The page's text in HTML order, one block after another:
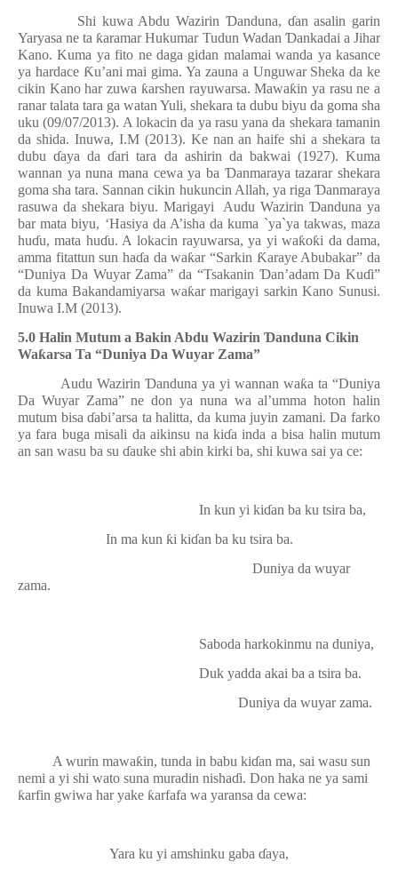
Shi kuwa Abdu Wazirin Ɗanduna, ɗan asalin garin
Yaryasa ne ta ƙaramar Hukumar Tudun Wadan Ɗankadai a Jihar
Kano. Kuma ya fito ne daga gidan malamai wanda ya kasance
ya hardace Ƙu’ani mai gima. Ya zauna a Unguwar Sheka da ke
cikin Kano har zuwa ƙarshen rayuwarsa. Mawaƙin ya rasu ne a
ranar talata tara ga watan Yuli, shekara ta dubu biyu da goma sha
uku (09/07/2013). A lokacin da ya rasu yana da shekara tamanin
da shida. Inuwa, I.M (2013). Ke nan an haife shi a shekara ta
dubuɗaya daɗari tara da ashirin da bakwai (1927). Kuma
wannan ya nuna mana cewa ya ba Ɗanmaraya tazarar shekara
goma sha tara. Sannan cikin hukuncin Allah, ya riga Ɗanmaraya
rasuwa da shekara biyu. Marigayi
Audu WazirinƊanduna ya
bar mata biyu, ‘Hasiya da A’isha da kuma `ya`ya takwas, maza
huɗu, mata huɗu. A lokacin rayuwarsa, ya yi waƙoƙi da dama,
amma fitattun sun haɗa da waƙar “Sarkin Ƙaraye Abubakar” da
“Duniya Da Wuyar Zama” da “Tsakanin Ɗan’adam Da Kuɗi”
da kuma Bakandamiyarsa waƙar marigayi sarkin Kano Sunusi.
Inuwa I.M (2013).
5.0 Halin Mutum a Bakin Abdu Wazirin Ɗanduna Cikin
Waƙarsa Ta “Duniya Da Wuyar Zama”
Audu WazirinƊanduna ya yi wannan waƙa ta “Duniya
Da Wuyar Zama” ne don ya nuna wa al’umma hoton halin
mutum bisaɗabi’arsa ta halitta, da kuma juyin zamani. Da farko
ya fara buga misali da aikinsu na kiɗa inda a bisa halin mutum
an san wasu ba su ɗauke shi abin kirki ba, shi kuwa sai ya ce:
In kun yi kiɗan ba ku tsira ba,
In ma kun ƙi kiɗan ba ku tsira ba.
Duniya da wuyar
zama.
Saboda harkokinmu na duniya,
Duk yadda akai ba a tsira ba.
Duniya da wuyar zama.
A wurin mawaƙin, tunda in babu kiɗan ma, sai wasu sun
nemi a yi shi wato suna muradin nishaɗi. Don haka ne ya sami
ƙarfin gwiwa har yake ƙarfafa wa yaransa da cewa:
Yara ku yi amshinku gaba ɗaya,